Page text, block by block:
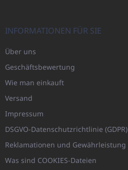
INFORMATIONEN FÜR SIE
Über uns
Geschäftsbewertung
Wie man einkauft
Versand
Impressum
DSGVO-Datenschutzrichtlinie (GDPR)
Reklamationen und Gewährleistung
Was sind COOKIES-Dateien